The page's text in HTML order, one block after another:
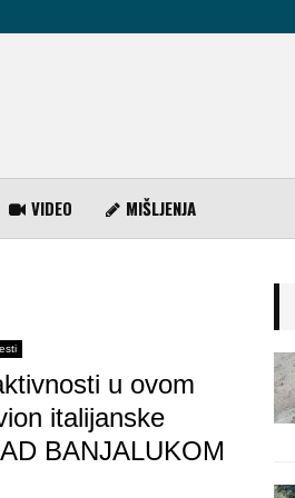
VIDEO MIŠLJENJA
u ovom
italijanske
BANJALUKOM